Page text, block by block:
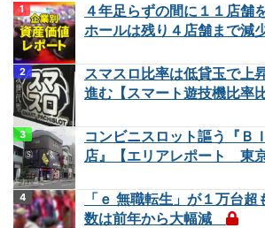
４年足らずの間に１１店舗
ホールは残り４店舗まで減
スマスロ比率は低貸玉で上
進む【スマート遊技機比率
コンビニスロット謳う『Ｂ
店』【エリアレポート 東
「ｅ 無職転生」が１万台
数は前年から大幅減